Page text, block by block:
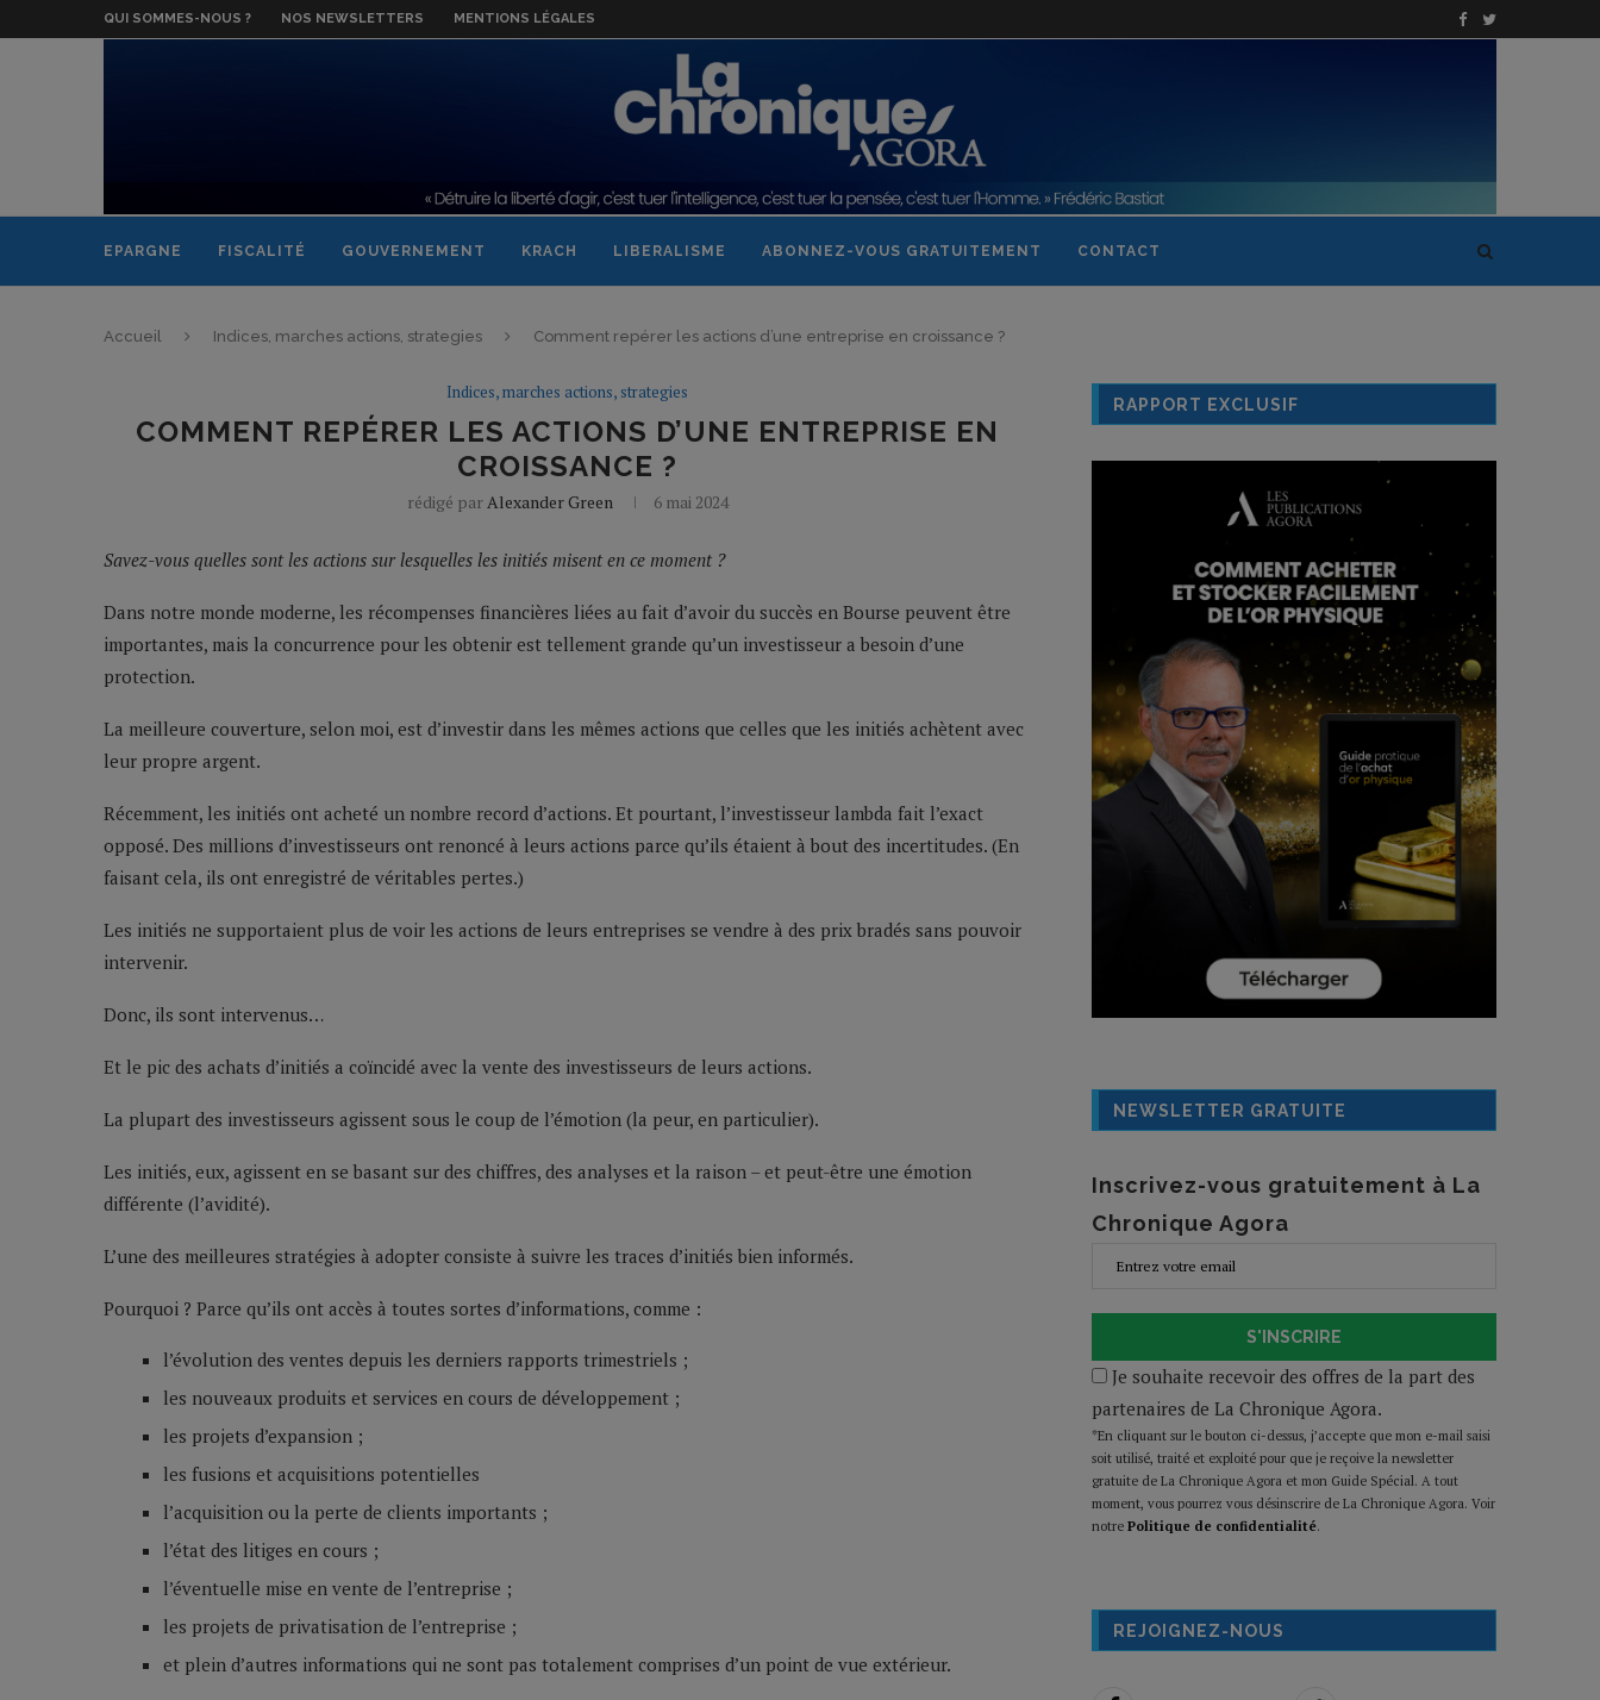
QUI SOMMES-NOUS ? NOS NEWSLETTERS MENTIONS LÉGALES
EPARGNE FISCALITÉ GOUVERNEMENT KRACH LIBERALISME ABONNEZ-VOUS GRATUITEMENT CONTACT
Accueil Indices, marches actions, strategies Comment repérer les actions d’une entreprise en croissance ?
Indices, marches actions, strategies
COMMENT REPÉRER LES ACTIONS D’UNE ENTREPRISE EN
CROISSANCE ?
rédigé parAlexander Green 6 mai 2024
Savez-vous quelles sont les actions sur lesquelles les initiés misent en ce moment ?
Dans notre monde moderne, les récompenses financières liées au fait d’avoir du succès en Bourse peuvent être
importantes, mais la concurrence pour les obtenir est tellement grande qu’un investisseur a besoin d’une
protection.
La meilleure couverture, selon moi, est d’investir dans les mêmes actions que celles que les initiés achètent avec
leur propre argent.
Récemment, les initiés ont acheté un nombre record d’actions. Et pourtant, l’investisseur lambda fait l’exact
opposé. Des millions d’investisseurs ont renoncé à leurs actions parce qu’ils étaient à bout des incertitudes. (En
faisant cela, ils ont enregistré de véritables pertes.)
Les initiés ne supportaient plus de voir les actions de leurs entreprises se vendre à des prix bradés sans pouvoir
intervenir.
Donc, ils sont intervenus…
Et le pic des achats d’initiés a coïncidé avec la vente des investisseurs de leurs actions.
La plupart des investisseurs agissent sous le coup de l’émotion (la peur, en particulier).
Les initiés, eux, agissent en se basant sur des chiffres, des analyses et la raison – et peut-être une émotion
différente (l’avidité).
L’une des meilleures stratégies à adopter consiste à suivre les traces d’initiés bien informés.
Pourquoi ? Parce qu’ils ont accès à toutes sortes d’informations, comme :
l’évolution des ventes depuis les derniers rapports trimestriels ;
les nouveaux produits et services en cours de développement ;
les projets d’expansion ;
les fusions et acquisitions potentielles
l’acquisition ou la perte de clients importants ;
l’état des litiges en cours ;
l’éventuelle mise en vente de l’entreprise ;
les projets de privatisation de l’entreprise ;
et plein d’autres informations qui ne sont pas totalement comprises d’un point de vue extérieur.
RAPPORT EXCLUSIF
NEWSLETTER GRATUITE
Inscrivez-vous gratuitement à La
Chronique Agora
S'INSCRIRE
Je souhaite recevoir des offres de la part des
partenaires de La Chronique Agora.
*En cliquant sur le bouton ci-dessus, j’accepte que mon e-mail saisi
soit utilisé, traité et exploité pour que je reçoive la newsletter
gratuite de La Chronique Agora et mon Guide Spécial. A tout
moment, vous pourrez vous désinscrire de La Chronique Agora. Voir
notre Politique de confidentialité.
REJOIGNEZ-NOUS